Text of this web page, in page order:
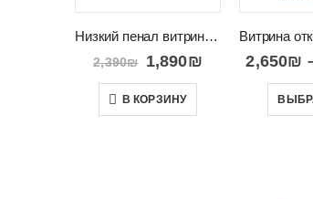
Низкий пенал витрина с полками в салон QUANT 07
2,390₪ 1,890₪
В КОРЗИНУ
2,650₪